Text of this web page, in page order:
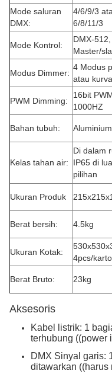
Mode saluran
DMX:
4/6/9/3
6/8/11/3
Mode Kontrol:
DMX-
Master/
Modus Dimmer:
4 Modus
atau kurva
PWM Dimming:
16bit
1000HZ
Bahan tubuh:
Kelas tahan air:
Di dalam
IP65 di
pilihan
Ukuran Produk
Berat bersih: 4.5kg
Ukuran Kotak:
4pcs/
Berat Bruto: 23kg
Aksesoris
Kabel listrik: 1
terhubung ((power
DMX Sinyal garis:
ditawarkan ((harus